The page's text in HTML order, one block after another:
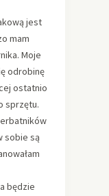
jest
mam
Moje
odrobinę
ostatnio
sprzętu.
sobie są
będzie